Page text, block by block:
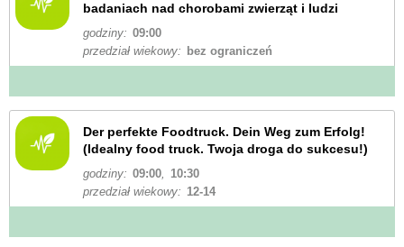
badaniach nad chorobami zwierząt i ludzi
godziny: 09:00
przedział wiekowy:
bez ograniczeń
Der perfekte Foodtruck. Dein Weg zum Erfolg!
(Idealny food truck. Twoja droga do sukcesu!)
godziny: 09:00,
10:30
przedział wiekowy: 12-14